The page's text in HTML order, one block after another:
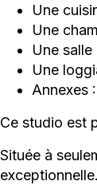
Une
Une
Une
Une
Annexes
Ce studio est
Située à